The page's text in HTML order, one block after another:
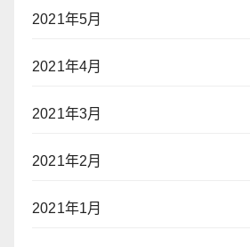
2021年5月
2021年4月
2021年3月
2021年2月
2021年1月